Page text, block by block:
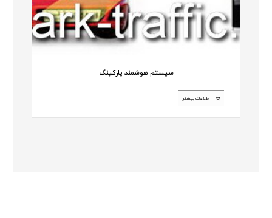
سیستم هوشمند پارکینگ
اطلاعات بیشتر